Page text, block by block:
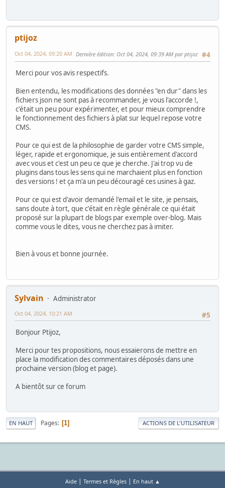
ptijoz
#4
Oct 04, 2024, 09:20 AM Dernière édition: Oct 04, 2024, 09:39 AM par ptijoz
Merci pour vos avis respectifs.
Bien entendu, les modifications des données "en dur" dans les
fichiers json ne sont pas à recommander, je vous l'accorde !,
c'était un peu pour expérimenter, et pour mieux comprendre
le fonctionnement des fichiers à plat sur lequel repose votre
CMS.
Pour ce qui est de la philosophie de garder votre CMS simple,
léger, rapide et ergonomique, je suis entièrement d'accord
avec vous et c'est un peu ce que je cherche. J'ai trop vu de
plugins dans tous les sens qui ne marchaient plus en fonction
des versions ! et ça m'a un peu découragé ces usines à gaz.
Pour ce qui est d'avoir demandé l'email et le site, je pensais,
sans doute à tort, que c'était en règle générale ce qui était
proposé sur la plupart de blogs par exemple over-blog. Mais
comme vous le dites, vous ne cherchez pas à imiter.
Bien à vous et bonne journée.
Sylvain
Administrator
#5
Oct 04, 2024, 10:21 AM
Bonjour Ptijoz,
Merci pour tes propositions, nous essaierons de mettre en
place la modification des commentaires déposés dans une
prochaine version (blog et page).
A bientôt sur ce forum
EN HAUT Pages 1 ACTIONS DE L'UTILISATEUR
Aide| Termes et Règles| En haut ▲